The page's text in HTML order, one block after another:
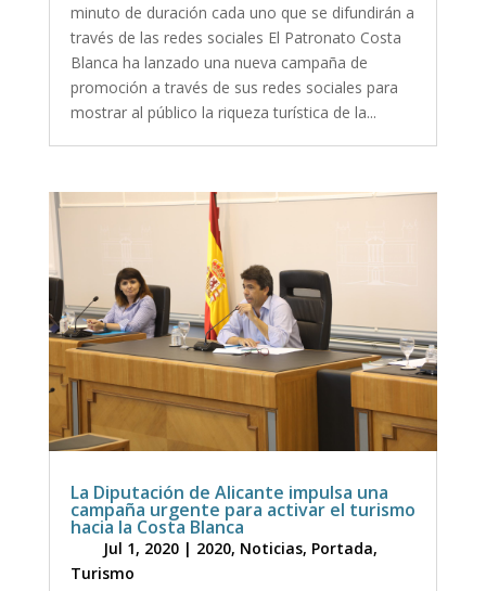
minuto de duración cada uno que se difundirán a
través de las redes sociales El Patronato Costa
Blanca ha lanzado una nueva campaña de
promoción a través de sus redes sociales para
mostrar al público la riqueza turística de la...
La Diputación de Alicante impulsa una
campaña urgente para activar el turismo
hacia la Costa Blanca
Jul 1, 2020| 2020, Noticias, Portada,
Turismo